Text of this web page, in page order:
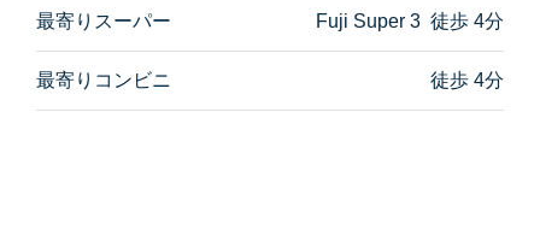
最寄りスーパー Fuji Super 3 徒歩 4分
最寄りコンビニ 徒歩 4分